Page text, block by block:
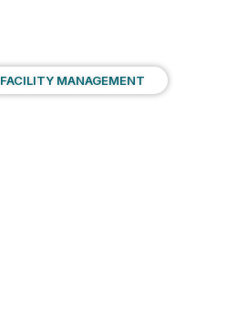
FACILITY MANAGEMENT